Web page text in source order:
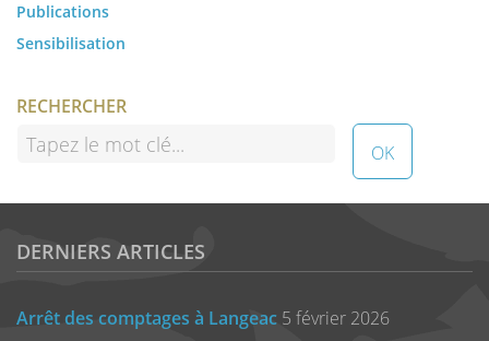
Publications
Sensibilisation
RECHERCHER
DERNIERS ARTICLES
Arrêt des comptages à Langeac 5 février 2026